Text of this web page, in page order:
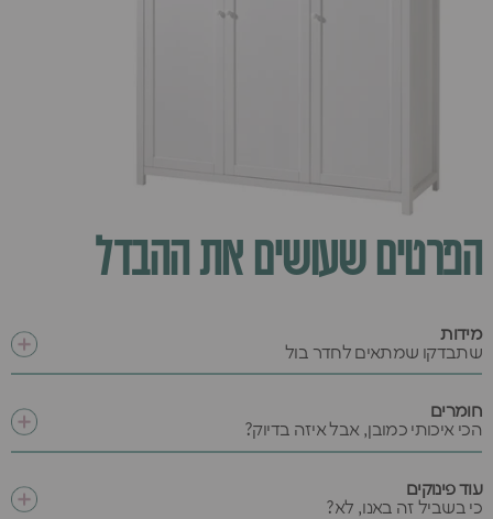
הפרטים שעושים את ההבדל
מידות
שתבדקו שמתאים לחדר בול
חומרים
הכי איכותי כמובן, אבל איזה בדיוק?
עוד פינוקים
כי בשביל זה באנו, לא?